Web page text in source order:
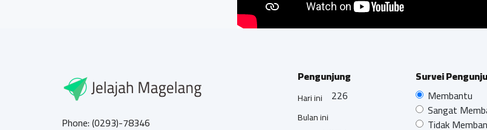
Phone: (0293)-78346
Pengunjung
Hari ini 226
Bulan ini
Survei
Membantu
Sangat
Tidak